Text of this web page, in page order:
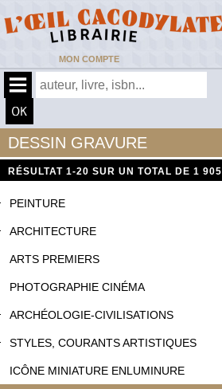
MON COMPTE
DESSIN GRAVURE
RÉSULTAT 1-20 SUR UN TOTAL DE 1 905
PEINTURE
ARCHITECTURE
ARTS PREMIERS
PHOTOGRAPHIE CINÉMA
ARCHÉOLOGIE-CIVILISATIONS
STYLES, COURANTS ARTISTIQUES
ICÔNE MINIATURE ENLUMINURE